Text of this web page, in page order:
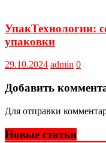
УпакТехнологии:
упаковки
29.10.2024 admin 0
Добавить
Для отправки
Новые статьи